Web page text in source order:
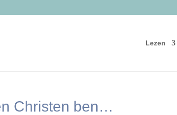
Lezen
Christen ben…